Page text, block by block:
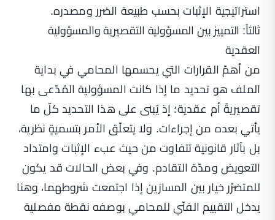
استراتيجية الإثبات بحسب طبيعة الضرر ومصدره.
ثالثاً: التمييز بين المسؤولية التقصيرية والمسؤولية
العقدية
من أهمّ القرارات التي يحسمها المحامي في بداية
الملف هو تحديد ما إذا كانت المسؤولية المُدّعى بها
تقصيريةً أم عقدية؛ إذ يُبنى على هذا التحديد كلّ ما
يأتي بعده من إجراءات. ولا يتعلّق الأمر بتسميةٍ نظرية،
بل بآثار قانونية تتفاوت من حيث عبء الإثبات وامتداد
التعويض ومدّة التقادم. وفي بعض الحالات قد يكون
للمتضرّر خيار بين المسارَين إذا اجتمعت شروطهما، وهنا
يدخل التقييم الفنّي للمحامي بوصفه نقطة مفصلية